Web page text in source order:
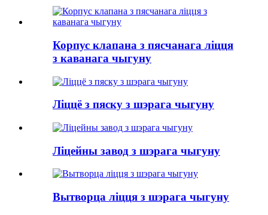
Корпус клапана з пясчанага ліцця
з каванага чыгуну
Ліццё з пяску з шэрага чыгуну
Ліцейны завод з шэрага чыгуну
Вытворца ліцця з шэрага чыгуну